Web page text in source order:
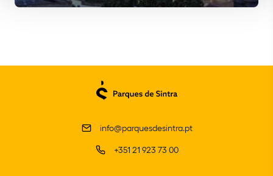
info@parquesdesintra.pt
+351 21 923 73 00